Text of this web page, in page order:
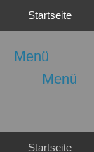
Menü
Regattasport
Menü
Startseite
Startseite